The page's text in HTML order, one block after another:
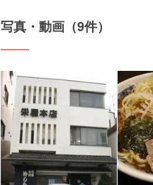
写真・動画（9件）